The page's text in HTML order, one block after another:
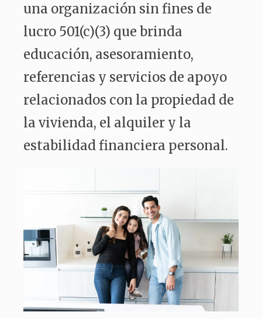
una organización sin fines de
lucro 501(c)(3) que brinda
educación, asesoramiento,
referencias y servicios de apoyo
relacionados con la propiedad de
la vivienda, el alquiler y la
estabilidad financiera personal.